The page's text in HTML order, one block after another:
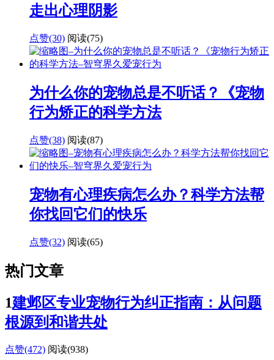
走出心理阴影
点赞(30) 阅读(75)
为什么你的宠物总是不听话？《宠物
行为矫正的科学方法
点赞(38) 阅读(87)
宠物有心理疾病怎么办？科学方法帮
你找回它们的快乐
点赞(32) 阅读(65)
热门文章
1建邺区专业宠物行为纠正指南：从问题
根源到和谐共处
点赞(472) 阅读(938)